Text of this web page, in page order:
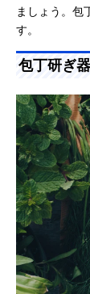
ましょう。包
す。
包丁研ぎ